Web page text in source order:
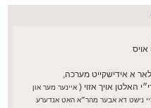
א אידישקייט מערכה,
האלטן אויך אזוי ( איינער מער און
זיי נישט דא אבער מהר״א האט אנדערע